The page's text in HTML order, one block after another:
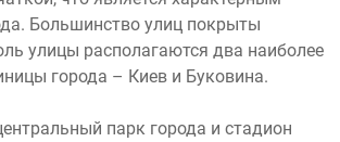
Большинство улиц покрыты
улицы располагаются два наиболее
города – Киев и Буковина.
парк города и стадион